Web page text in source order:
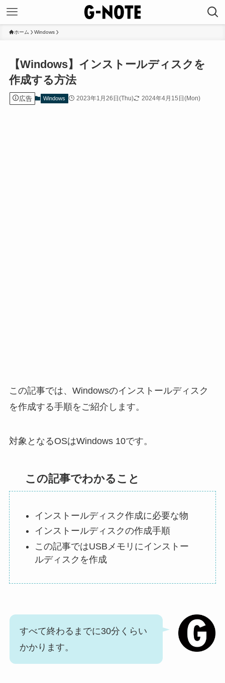
ホーム Windows
【Windows】インストールディスクを
作成する方法
広告 Windows 2023年1月26日(Thu) 2024年4月15日(Mon)
この記事では、Windowsのインストールディスク
を作成する手順をご紹介します。
対象となるOSはWindows 10です。
この記事でわかること
インストールディスク作成に必要な物
インストールディスクの作成手順
この記事ではUSBメモリにインストー
ルディスクを作成
すべて終わるまでに30分くらい
かかります。